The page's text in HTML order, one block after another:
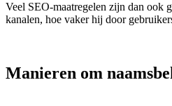
Veel SEO-maatregelen zijn dan ook
kanalen, hoe vaker hij door
Manieren om